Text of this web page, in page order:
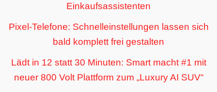
Einkaufsassistenten
Pixel-Telefone: Schnelleinstellungen lassen sich
bald komplett frei gestalten
Lädt in 12 statt 30 Minuten: Smart macht #1 mit
neuer 800 Volt Plattform zum „Luxury AI SUV“